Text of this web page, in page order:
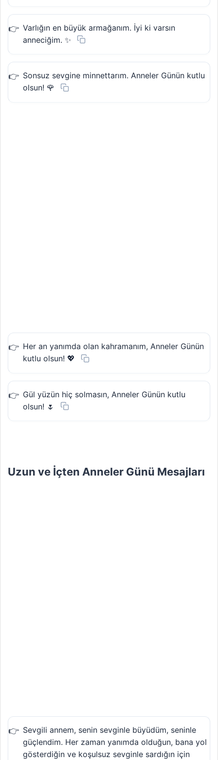
Varlığın en büyük armağanım. İyi ki varsın
anneciğim. ✨
Sonsuz sevgine minnettarım. Anneler Günün kutlu
olsun! 🌹
Her an yanımda olan kahramanım, Anneler Günün
kutlu olsun! 💖
Gül yüzün hiç solmasın, Anneler Günün kutlu
olsun! 🌷
Uzun ve İçten Anneler Günü Mesajları
Sevgili annem, senin sevginle büyüdüm, seninle
güçlendim. Her zaman yanımda olduğun, bana yol
gösterdiğin ve koşulsuz sevginle sardığın için